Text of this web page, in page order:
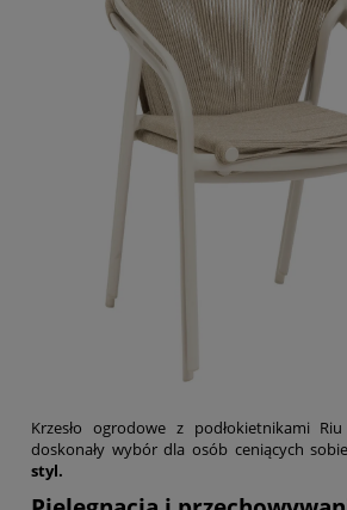
Krzesło ogrodowe z podłokietnikami
doskonały wybór dla osób ceniących sobie
styl.